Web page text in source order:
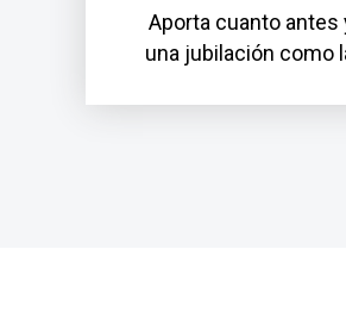
Aporta cuanto antes
una jubilación como